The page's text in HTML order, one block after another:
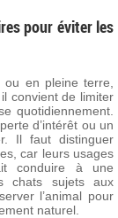
pour éviter les
en pleine terre,
convient de limiter
quotidiennement.
d’intérêt ou un
Il faut distinguer
car leurs usages
conduire à une
chats sujets aux
l’animal pour
naturel.